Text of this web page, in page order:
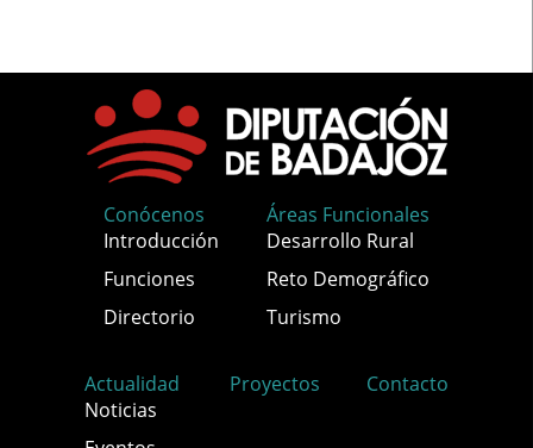
Conócenos
Introducción
Funciones
Directorio
Áreas Funcionales
Desarrollo Rural
Reto Demográfico
Turismo
Actualidad
Noticias
Proyectos Contacto